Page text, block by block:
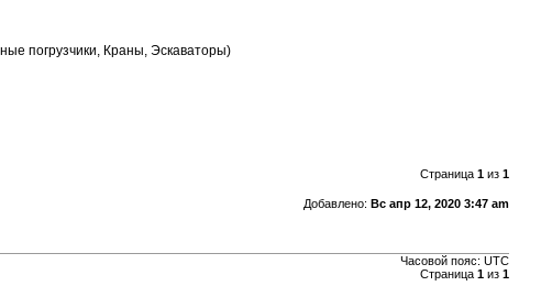
погрузчики, Краны, Эскаваторы)
Страница 1из 1
Добавлено: Вс апр 12, 2020 3:47 am
Часовой пояс: UTC
Страница 1из 1